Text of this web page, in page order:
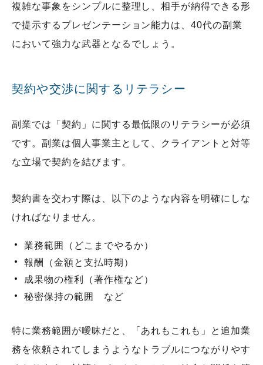
複雑な事象をシンプルに整理し、相手が納得できる形
で提示するプレゼンテーション能力は、40代の副業
において強力な武器となるでしょう。
契約や交渉に関するリテラシー
副業では「契約」に関する最低限のリテラシーが必須
です。副業は個人事業主として、クライアントと対等
な立場で契約を結びます。
契約書を交わす際は、以下のような内容を明確にしな
ければなりません。
業務範囲（どこまでやるか）
報酬（金額と支払時期）
成果物の権利（著作権など）
秘密保持の範囲 など
特に業務範囲が曖昧だと、「あれもこれも」と追加業
務を依頼されてしまうようなトラブルにつながりやす